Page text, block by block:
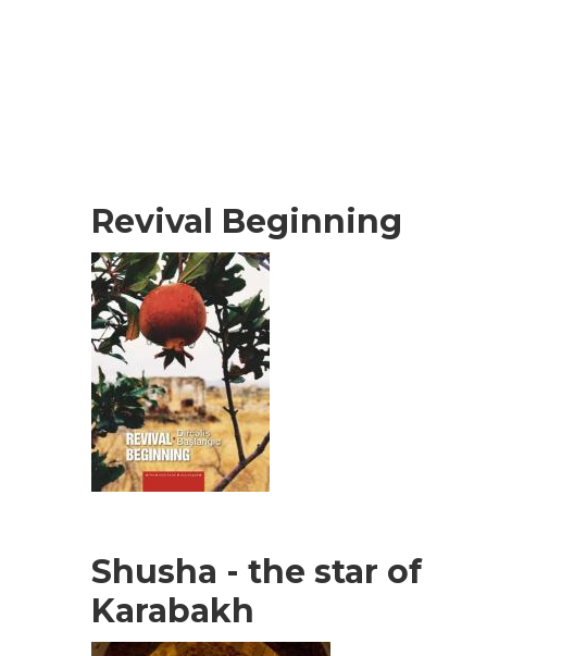
Revival Beginning
Shusha - the star of
Karabakh